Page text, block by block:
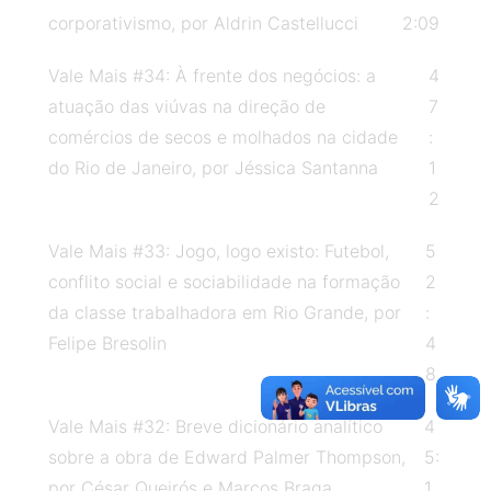
nacional do ProfHistória. Magalhães abordou
Graduação em Ensino de História e os mundos
do trabalho. Aponta como diferencial do
profissional docente na Educação Básica,
constituído, que no diálogo com a
universidade, enriquece-a e é enriquecido. O
professor destaca também a capacidade do
ProfHistória em mobilizar questões que são
vislumbrando unidade e diversidade no Ensino
de História no país. Magalhães ainda debate o
processo de precarização do trabalho docente
corporativismo, por Aldrin Castellucci
2:09
Vale Mais #34: À frente dos negócios: a
atuação das viúvas na direção de
comércios de secos e molhados na cidade
do Rio de Janeiro, por Jéssica Santanna
4
7
:
1
2
Vale Mais #33: Jogo, logo existo: Futebol,
conflito social e sociabilidade na formação
da classe trabalhadora em Rio Grande, por
Felipe Bresolin
5
2
:
4
8
Vale Mais #32: Breve dicionário analítico
sobre a obra de Edward Palmer Thompson,
4
5: